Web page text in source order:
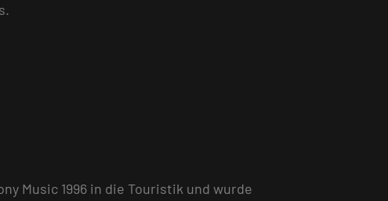
Music 1996 in die Touristik und wurde